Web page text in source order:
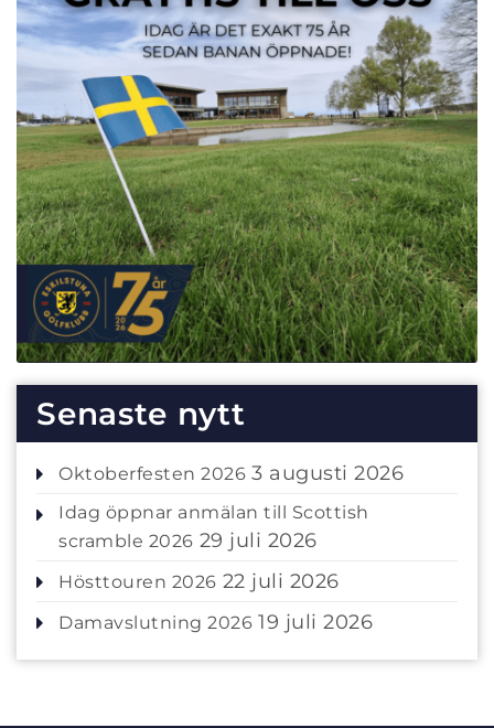
Senaste nytt
Oktoberfesten 2026 3 augusti 2026
Idag öppnar anmälan till Scottish
scramble 2026 29 juli 2026
Hösttouren 2026 22 juli 2026
Damavslutning 2026 19 juli 2026